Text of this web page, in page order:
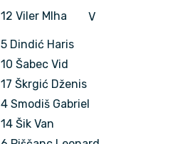
12 Viler MIha V
5 Dindić Haris
10 Šabec Vid
17 Škrgić Dženis
4 Smodiš Gabriel
14 Šik Van